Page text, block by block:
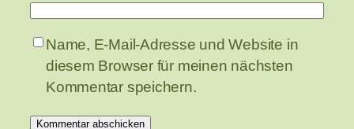
Name, E-Mail-Adresse und Website in
diesem Browser für meinen nächsten
Kommentar speichern.